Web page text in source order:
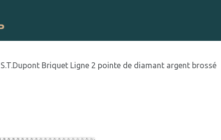
S.T.Dupont Briquet Ligne 2 pointe de diamant argent brossé